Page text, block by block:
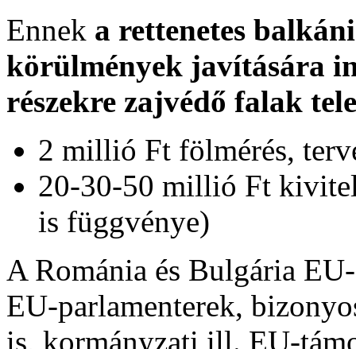
Ennek a rettenetes
körülmények javítására
részekre zajvédő falak
2 millió Ft fölmérés,
20-30-50 millió Ft
is függvénye)
A Románia és Bulgária
EU-parlamenterek,
is, kormányzati ill. EU-